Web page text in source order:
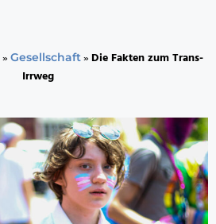
» Gesellschaft»Die Fakten zum Trans-
Irrweg